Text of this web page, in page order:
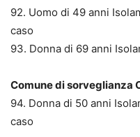
92. Uomo di 49 anni
caso
93. Donna di 69 anni
Comune di sorveglianza
94. Donna di 50 anni
caso